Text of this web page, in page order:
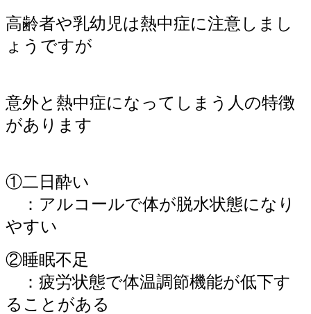
高齢者や乳幼児は熱中症に注意しまし
ょうですが
意外と熱中症になってしまう人の特徴
があります
①二日酔い
：アルコールで体が脱水状態になり
やすい
②睡眠不足
：疲労状態で体温調節機能が低下す
ることがある